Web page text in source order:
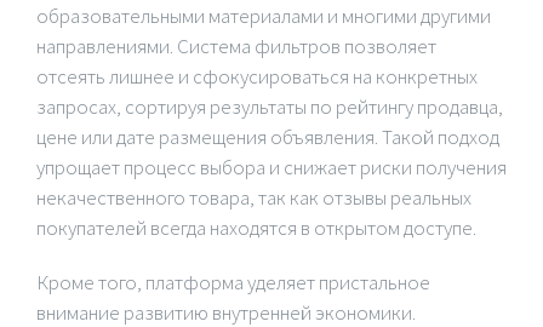
образовательными материалами и многими другими
направлениями. Система фильтров позволяет
отсеять лишнее и сфокусироваться на конкретных
запросах, сортируя результаты по рейтингу продавца,
цене или дате размещения объявления. Такой подход
упрощает процесс выбора и снижает риски получения
некачественного товара, так как отзывы реальных
покупателей всегда находятся в открытом доступе.
Кроме того, платформа уделяет пристальное
внимание развитию внутренней экономики.